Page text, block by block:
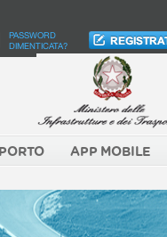
PASSWORD
DIMENTICATA?
APP MOBILE